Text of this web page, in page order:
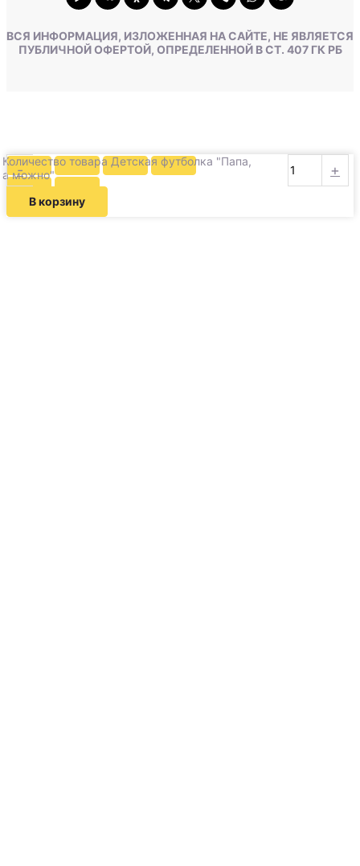
ВСЯ ИНФОРМАЦИЯ, ИЗЛОЖЕННАЯ НА САЙТЕ, НЕ ЯВЛЯЕТСЯ
ПУБЛИЧНОЙ ОФЕРТОЙ, ОПРЕДЕЛЕННОЙ В СТ. 407 ГК РБ
-
Количество товара Детская футболка "Папа,
а можно"
+
В корзину